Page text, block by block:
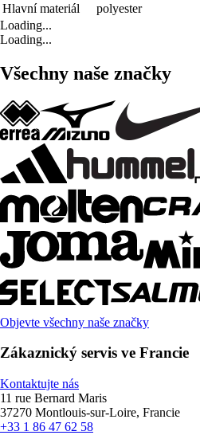
Hlavní materiál
polyester
Loading...
Loading...
Všechny naše značky
Objevte všechny naše značky
Zákaznický servis ve Francie
Kontaktujte nás
11 rue Bernard Maris
37270 Montlouis-sur-Loire, Francie
+33 1 86 47 62 58